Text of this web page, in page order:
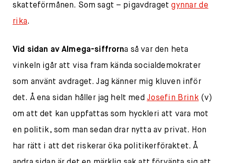
skatteförmånen. Som sagt – pigavdragetgynnar de
rika.
Vid sidan av Almega-siffrorna så var den heta
vinkeln igår att visa fram kända socialdemokrater
som använt avdraget. Jag känner mig kluven inför
det. Å ena sidan håller jag helt med Josefin Brink(v)
om att det kan uppfattas som hyckleri att vara mot
en politik, som man sedan drar nytta av privat. Hon
har rätt i att det riskerar öka politikerföraktet. Å